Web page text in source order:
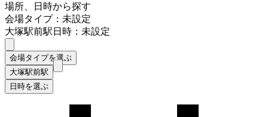
場所、日時から探す
会場タイプ：未設定
大塚駅前駅日時：未設定
会場タイプを選ぶ
大塚駅前駅
日時を選ぶ